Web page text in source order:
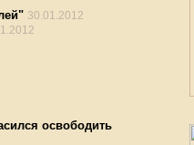
30.01.2012
освободить